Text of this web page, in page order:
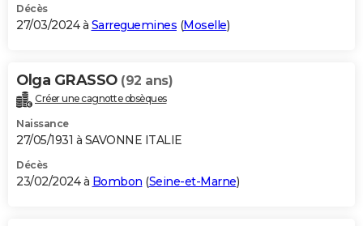
Décès
27/03/2024 à Sarreguemines (Moselle)
Olga GRASSO (92 ans)
Créer une cagnotte obsèques
Naissance
27/05/1931 à SAVONNE ITALIE
Décès
23/02/2024 à Bombon (Seine-et-Marne)